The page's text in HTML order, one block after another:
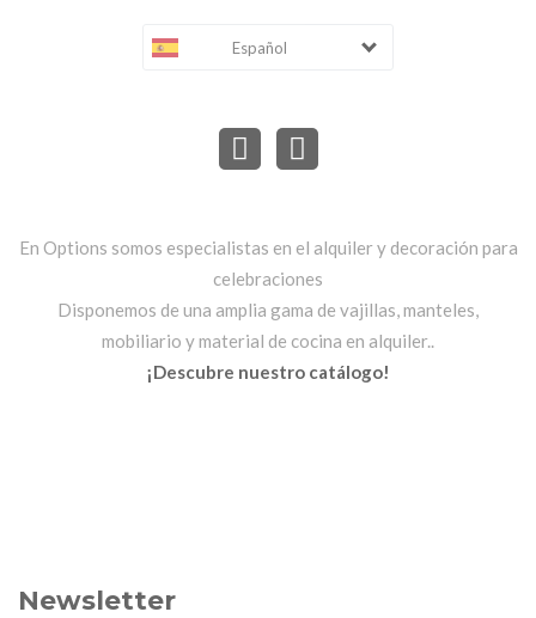
Español
En Options somos especialistas en el alquiler y decoración para
celebraciones
Disponemos de una amplia gama de vajillas, manteles,
mobiliario y material de cocina en alquiler..
¡Descubre nuestro catálogo!
Newsletter